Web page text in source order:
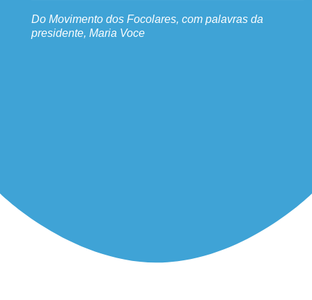
Do Movimento dos Focolares, com palavras da
presidente, Maria Voce